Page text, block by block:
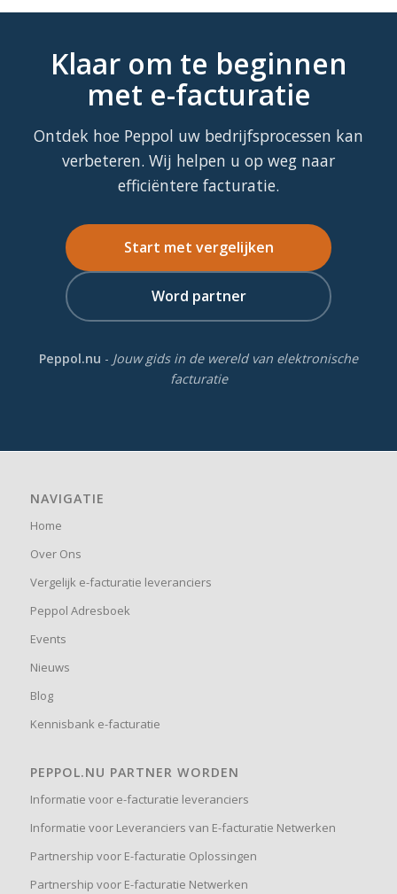
Klaar om te beginnen
met e-facturatie
Ontdek hoe Peppol uw bedrijfsprocessen kan
verbeteren. Wij helpen u op weg naar
efficiëntere facturatie.
Start met vergelijken
Word partner
Peppol.nu - Jouw gids in de wereld van elektronische
facturatie
NAVIGATIE
Home
Over Ons
Vergelijk e-facturatie leveranciers
Peppol Adresboek
Events
Nieuws
Blog
Kennisbank e-facturatie
PEPPOL.NU PARTNER WORDEN
Informatie voor e-facturatie leveranciers
Informatie voor Leveranciers van E-facturatie Netwerken
Partnership voor E-facturatie Oplossingen
Partnership voor E-facturatie Netwerken